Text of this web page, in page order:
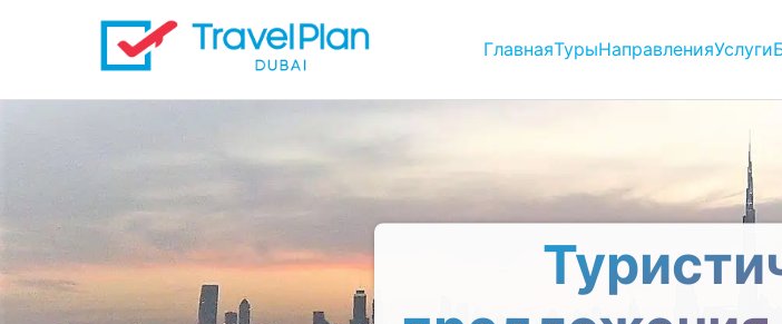
ГлавнаяТурыНаправленияУслуги